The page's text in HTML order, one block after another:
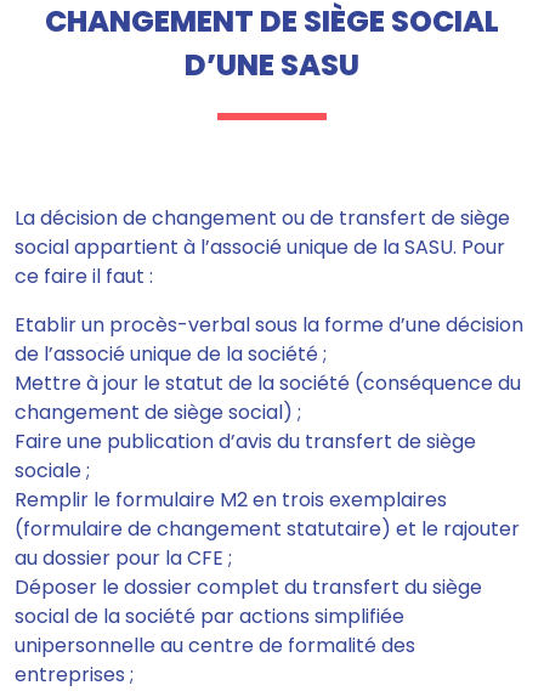
CHANGEMENT DE SIÈGE SOCIAL
D’UNE SASU
La décision de changement ou de transfert de siège
social appartient à l’associé unique de la SASU. Pour
ce faire il faut :
Etablir un procès-verbal sous la forme d’une décision
de l’associé unique de la société ;
Mettre à jour le statut de la société (conséquence du
changement de siège social) ;
Faire une publication d’avis du transfert de siège
sociale ;
Remplir le formulaire M2 en trois exemplaires
(formulaire de changement statutaire) et le rajouter
au dossier pour la CFE ;
Déposer le dossier complet du transfert du siège
social de la société par actions simplifiée
unipersonnelle au centre de formalité des
entreprises ;